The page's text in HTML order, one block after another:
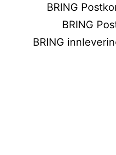
BRING
BRING
BRING